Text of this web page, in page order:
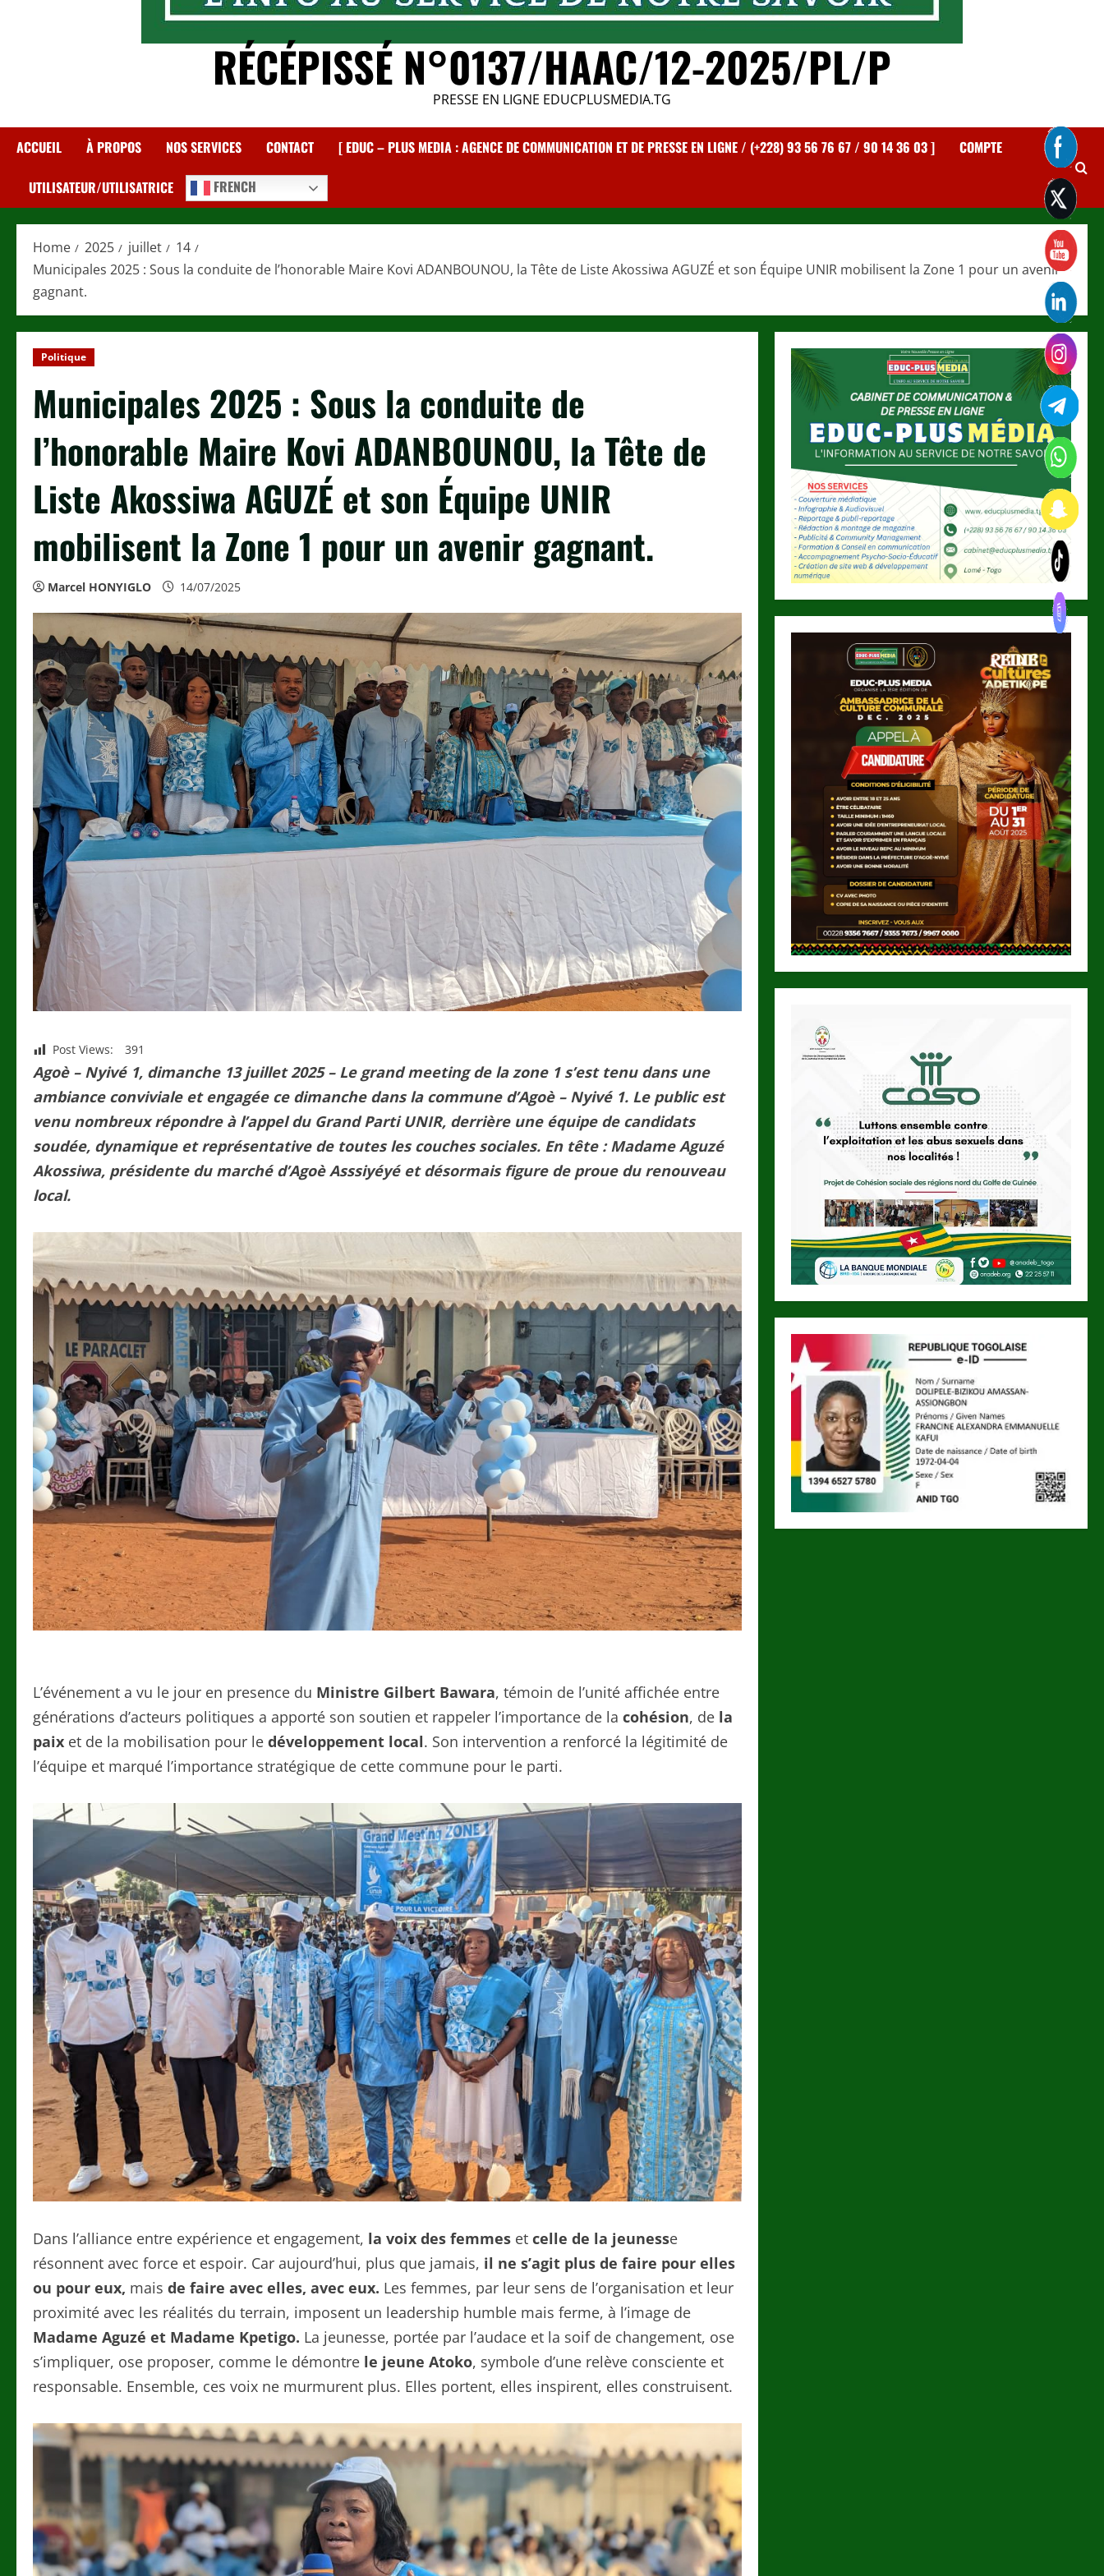
RÉCÉPISSÉ N°0137/HAAC/12-2025/PL/P
PRESSE EN LIGNE EDUCPLUSMEDIA.TG
ACCUEIL À PROPOS NOS SERVICES CONTACT [ EDUC – PLUS MEDIA : AGENCE DE COMMUNICATION ET DE PRESSE EN LIGNE / (+228) 93 56 76 67 / 90 14 36 03 ] COMPTE
UTILISATEUR/UTILISATRICE FRENCH
Home 2025 juillet
14
Municipales 2025 : Sous la conduite de l’honorable Maire Kovi ADANBOUNOU, la Tête de Liste Akossiwa AGUZÉ et son Équipe UNIR mobilisent la Zone 1 pour un avenir
gagnant.
Politique
Municipales 2025 : Sous la conduite de
l’honorable Maire Kovi ADANBOUNOU, la Tête de
Liste Akossiwa AGUZÉ et son Équipe UNIR
mobilisent la Zone 1 pour un avenir gagnant.
Marcel HONYIGLO 14/07/2025
Post Views: 391
Agoè – Nyivé 1, dimanche 13 juillet 2025 – Le grand meeting de la zone 1 s’est tenu dans une
ambiance conviviale et engagée ce dimanche dans la commune d’Agoè – Nyivé 1. Le public est
venu nombreux répondre à l’appel du Grand Parti UNIR, derrière une équipe de candidats
soudée, dynamique et représentative de toutes les couches sociales. En tête : Madame Aguzé
Akossiwa, présidente du marché d’Agoè Asssiyéyé et désormais figure de proue du renouveau
local.
L’événement a vu le jour en presence du Ministre Gilbert Bawara, témoin de l’unité affichée entre
générations d’acteurs politiques a apporté son soutien et rappeler l’importance de la cohésion, de la
paix et de la mobilisation pour le développement local. Son intervention a renforcé la légitimité de
l’équipe et marqué l’importance stratégique de cette commune pour le parti.
Dans l’alliance entre expérience et engagement, la voix des femmes et celle de la jeunesse
résonnent avec force et espoir. Car aujourd’hui, plus que jamais, il ne s’agit plus de faire pour elles
ou pour eux, mais de faire avec elles, avec eux. Les femmes, par leur sens de l’organisation et leur
proximité avec les réalités du terrain, imposent un leadership humble mais ferme, à l’image de
Madame Aguzé et Madame Kpetigo. La jeunesse, portée par l’audace et la soif de changement, ose
s’impliquer, ose proposer, comme le démontre le jeune Atoko, symbole d’une relève consciente et
responsable. Ensemble, ces voix ne murmurent plus. Elles portent, elles inspirent, elles construisent.